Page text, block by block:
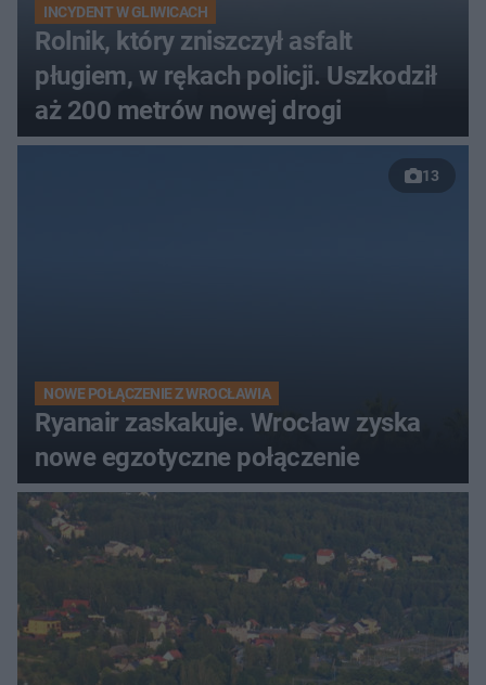
INCYDENT W GLIWICACH
Rolnik, który zniszczył asfalt
pługiem, w rękach policji. Uszkodził
aż 200 metrów nowej drogi
13
NOWE POŁĄCZENIE Z WROCŁAWIA
Ryanair zaskakuje. Wrocław zyska
nowe egzotyczne połączenie